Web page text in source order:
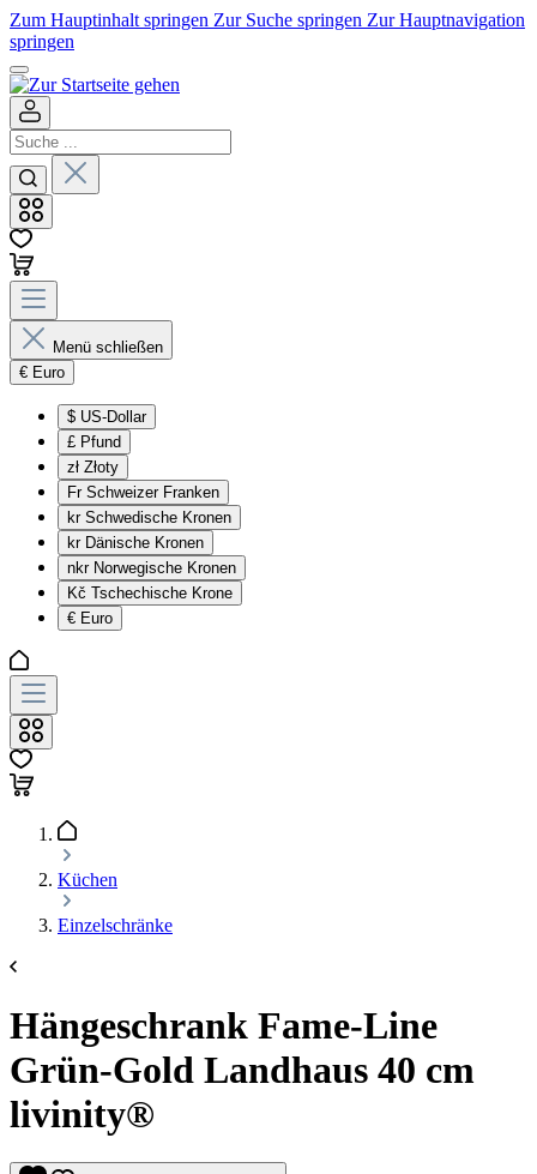
Zum Hauptinhalt springen Zur Suche springen Zur Hauptnavigation
springen
Menü schließen
€ Euro
$ US-Dollar
£ Pfund
zł Złoty
Fr Schweizer Franken
kr Schwedische Kronen
kr Dänische Kronen
nkr Norwegische Kronen
Kč Tschechische Krone
€ Euro
Küchen
Einzelschränke
Hängeschrank Fame-Line
Grün-Gold Landhaus 40 cm
livinity®